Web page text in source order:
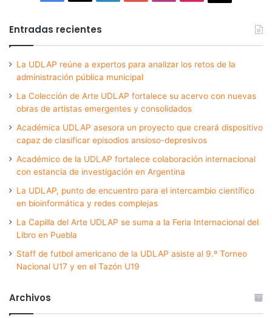
Entradas recientes
La UDLAP reúne a expertos para analizar los retos de la
administración pública municipal
La Colección de Arte UDLAP fortalece su acervo con nuevas
obras de artistas emergentes y consolidados
Académica UDLAP asesora un proyecto que creará dispositivo
capaz de clasificar episodios ansioso-depresivos
Académico de la UDLAP fortalece colaboración internacional
con estancia de investigación en Argentina
La UDLAP, punto de encuentro para el intercambio científico
en bioinformática y redes complejas
La Capilla del Arte UDLAP se suma a la Feria Internacional del
Libro en Puebla
Staff de futbol americano de la UDLAP asiste al 9.º Torneo
Nacional U17 y en el Tazón U19
Archivos